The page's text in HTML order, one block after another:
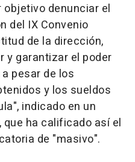
denunciar el
del IX Convenio
de la dirección,
y garantizar el poder
pesar de los
y los sueldos
indicado en un
ha calificado así el
de "masivo".